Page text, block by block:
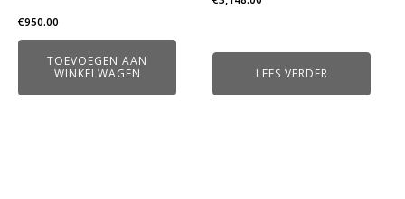
€950.00
TOEVOEGEN AAN
WINKELWAGEN
LEES VERDER